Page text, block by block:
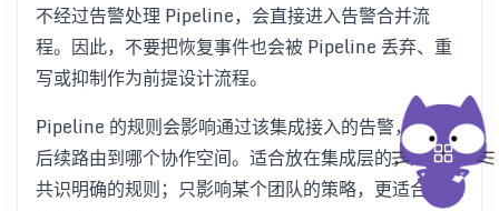
不经过告警处理 Pipeline，会直接进入告警合并流
程。因此，不要把恢复事件也会被 Pipeline 丢弃、重
写或抑制作为前提设计流程。
Pipeline 的规则会影响通过该集成接入的告警，无论
后续路由到哪个协作空间。适合放在集成层的，是全局
共识明确的规则；只影响某个团队的策略，更适合放到